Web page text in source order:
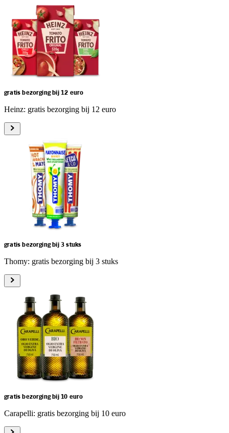
gratis bezorging bij 12 euro
Heinz: gratis bezorging bij 12 euro
gratis bezorging bij 3 stuks
Thomy: gratis bezorging bij 3 stuks
gratis bezorging bij 10 euro
Carapelli: gratis bezorging bij 10 euro